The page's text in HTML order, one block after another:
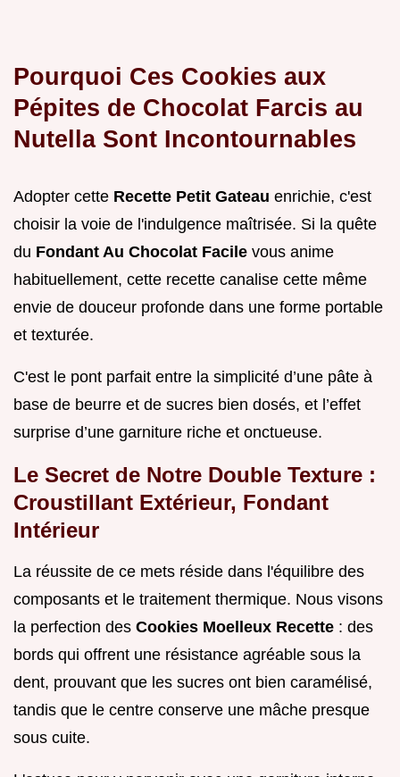
Pourquoi Ces Cookies aux
Pépites de Chocolat Farcis au
Nutella Sont Incontournables
Adopter cette Recette Petit Gateau enrichie, c'est
choisir la voie de l'indulgence maîtrisée. Si la quête
du Fondant Au Chocolat Facile vous anime
habituellement, cette recette canalise cette même
envie de douceur profonde dans une forme portable
et texturée.
C'est le pont parfait entre la simplicité d’une pâte à
base de beurre et de sucres bien dosés, et l’effet
surprise d’une garniture riche et onctueuse.
Le Secret de Notre Double Texture :
Croustillant Extérieur, Fondant
Intérieur
La réussite de ce mets réside dans l'équilibre des
composants et le traitement thermique. Nous visons
la perfection des Cookies Moelleux Recette : des
bords qui offrent une résistance agréable sous la
dent, prouvant que les sucres ont bien caramélisé,
tandis que le centre conserve une mâche presque
sous cuite.